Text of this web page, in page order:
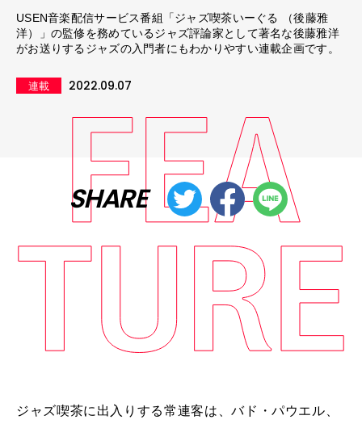
USEN音楽配信サービス番組「ジャズ喫茶いーぐる （後藤雅
洋）」の監修を務めているジャズ評論家として著名な後藤雅洋
がお送りするジャズの入門者にもわかりやすい連載企画です。
連載 2022.09.07
SHARE
ジャズ喫茶に出入りする常連客は、バド・パウエル、